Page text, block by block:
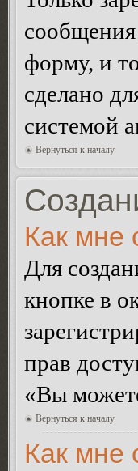
форму, и
сделано
системой
Вернуться к началу
Как мне
Для
кнопке в
прав
«Вы
Вернуться к началу
Как мне